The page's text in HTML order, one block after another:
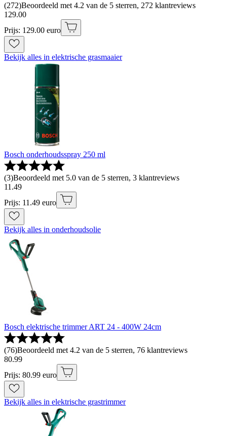
(272)Beoordeeld met 4.2 van de 5 sterren, 272 klantreviews
129.00
Prijs: 129.00 euro
Bekijk alles in elektrische grasmaaier
Bosch onderhoudsspray 250 ml
(3)Beoordeeld met 5.0 van de 5 sterren, 3 klantreviews
11 .49
Prijs: 11.49 euro
Bekijk alles in onderhoudsolie
Bosch elektrische trimmer ART 24 - 400W 24cm
(76)Beoordeeld met 4.2 van de 5 sterren, 76 klantreviews
80.99
Prijs: 80.99 euro
Bekijk alles in elektrische grastrimmer